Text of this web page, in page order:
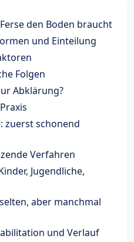
den Boden braucht
und Einteilung
Folgen
Abklärung?
zuerst schonend
Verfahren
Jugendliche,
aber manchmal
und Verlauf